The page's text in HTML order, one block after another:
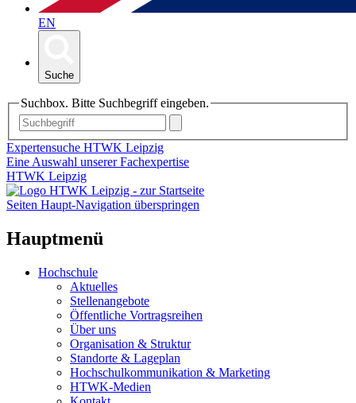
EN
Suche
Suchbox. Bitte Suchbegriff eingeben.
Expertensuche HTWK Leipzig
Eine Auswahl unserer Fachexpertise
HTWK Leipzig
Seiten Haupt-Navigation überspringen
Hauptmenü
Hochschule
Aktuelles
Stellenangebote
Öffentliche Vortragsreihen
Über uns
Organisation & Struktur
Standorte & Lageplan
Hochschulkommunikation & Marketing
HTWK-Medien